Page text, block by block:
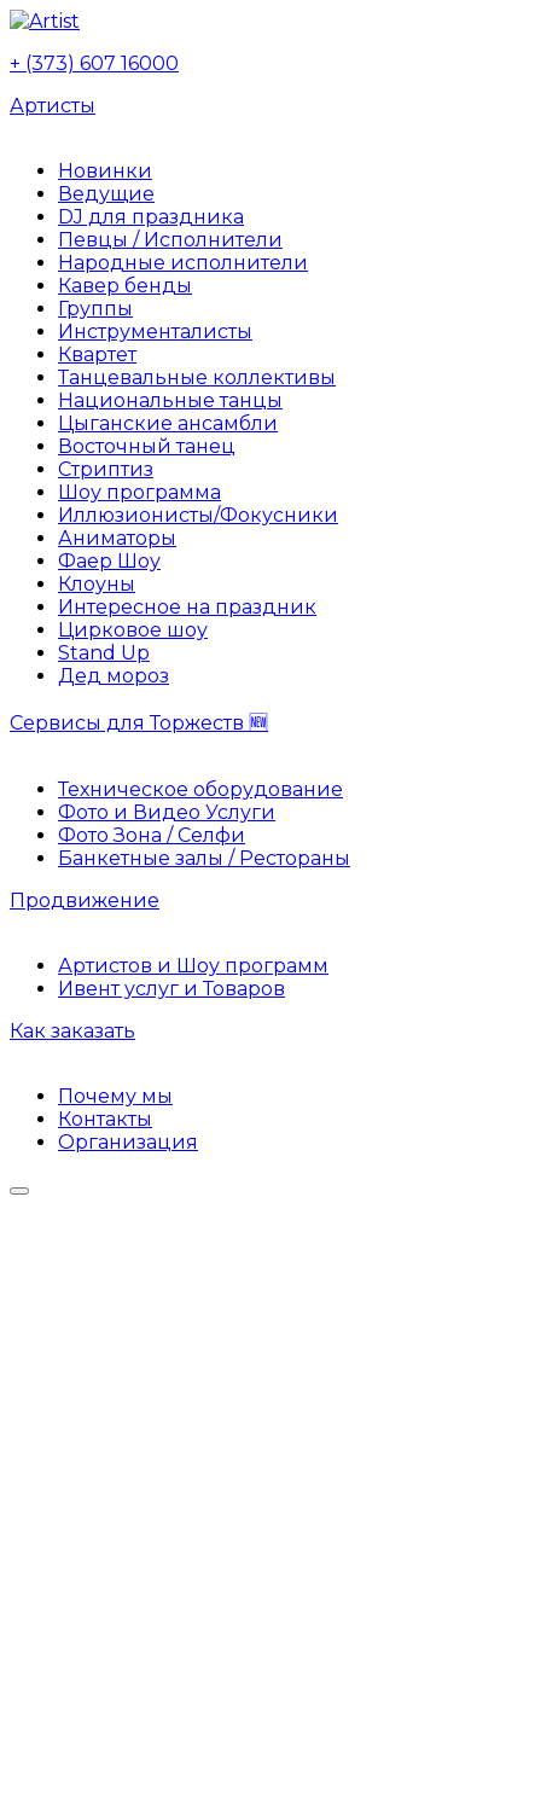
+ (373) 607 16000
Артисты
Новинки
Ведущие
DJ для праздника
Певцы / Исполнители
Народные исполнители
Кавер бенды
Группы
Инструменталисты
Квартет
Танцевальные коллективы
Национальные танцы
Цыганские ансамбли
Восточный танец
Стриптиз
Шоу программа
Иллюзионисты/Фокусники
Аниматоры
Фаер Шоу
Клоуны
Интересное на праздник
Цирковое шоу
Stand Up
Дед мороз
Сервисы для Торжеств 🆕
Техническое оборудование
Фото и Видео Услуги
Фото Зона / Селфи
Банкетные залы / Рестораны
Продвижение
Артистов и Шоу программ
Ивент услуг и Товаров
Как заказать
Почему мы
Контакты
Организация